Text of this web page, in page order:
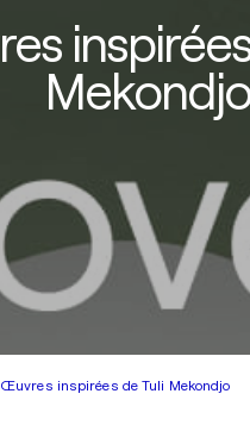
Mekondjo
Œuvres inspirées de Tuli Mekondjo